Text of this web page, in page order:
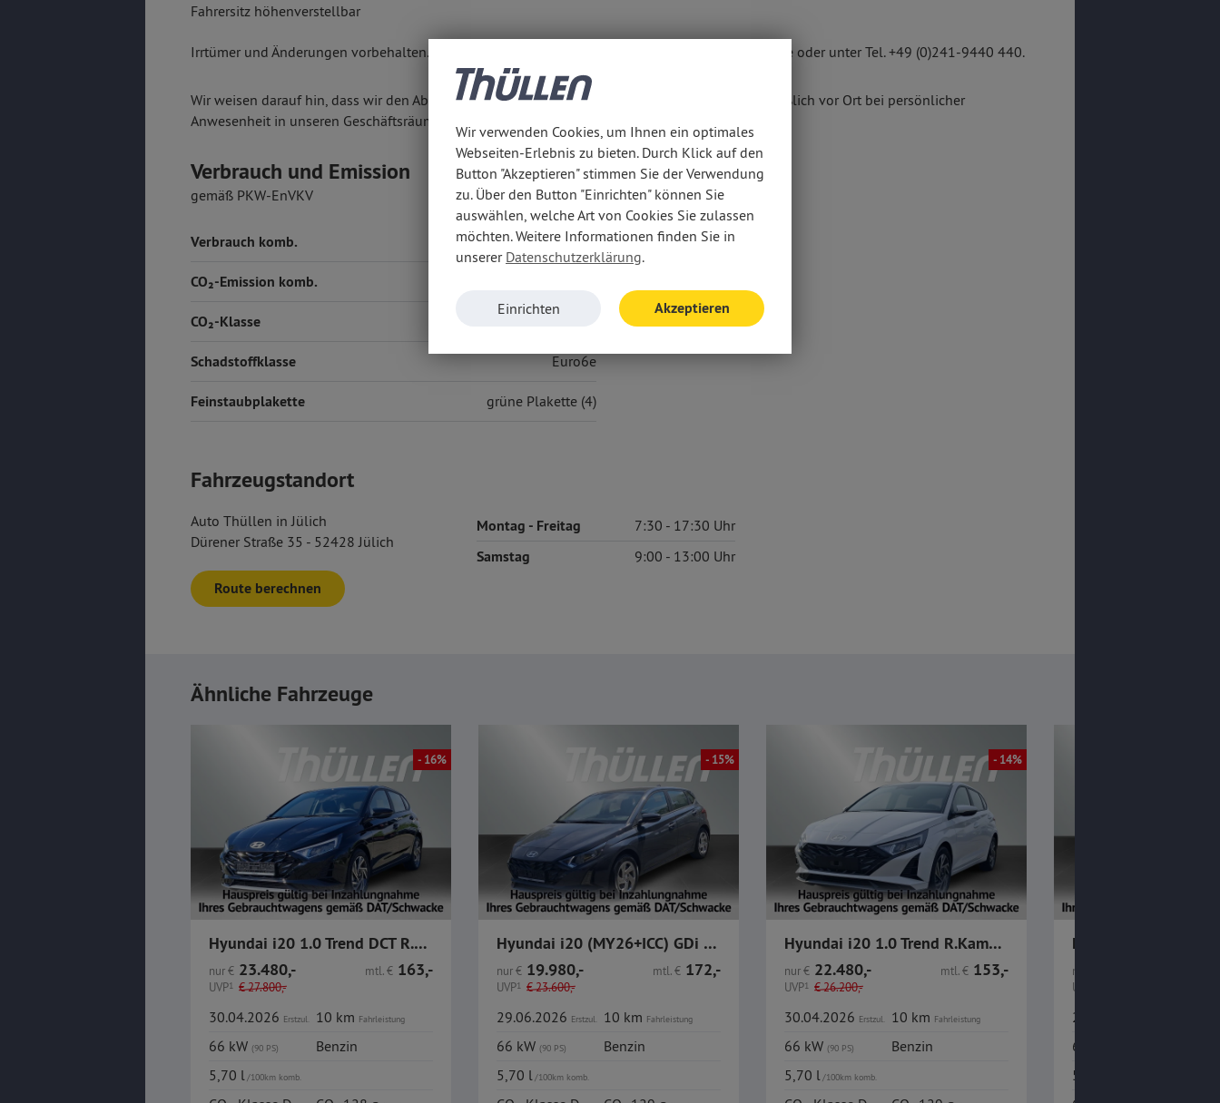
Fahrersitz höhenverstellbar
Irrtümer und Änderungen vorbehalten. Weitere Informationen erhalten Sie unter www.thuellen.de oder unter Tel. +49 (0)241-9440 440.
Wir weisen darauf hin, dass wir den Abschluss eines Kaufvertrages zu diesem Angebot ausschließlich vor Ort bei persönlicher
Anwesenheit in unseren Geschäftsräumen anbieten.
Verbrauch und Emission
gemäß PKW-EnVKV
Verbrauch komb. 5,70 l/100 km
CO₂-Emission komb.
CO₂-Klasse
Schadstoffklasse Euro6e
Feinstaubplakette grüne Plakette (4)
Fahrzeugstandort
Auto Thüllen in Jülich
Dürener Straße 35 - 52428 Jülich
Route berechnen
Montag - Freitag 7:30 17:30
Samstag 9:00 13:00
Ähnliche Fahrzeuge
- 16%
Hyundai i20 1.0 Trend DCT R.Kamera CarPlay Sitzheizung
nur€ 23.480,-
UVP1 €27.800,-
mtl.€ 163,-
30.04.2026 Erstzul. 10 km Fahrleistung
66 kW (90 PS)
Benzin
5,70 l/100km komb.
- 15%
Hyundai i20 (MY26+ICC) GDi Select Navi Kamera Klima PDC
nur€ 19.980,-
UVP1 €23.600,-
mtl.€ 172,-
29.06.2026 Erstzul. 10 km Fahrleistung
66 kW (90 PS)
Benzin
5,70 l/100km komb.
- 14%
Hyundai i20 1.0 Trend R.Kamera CarPlay Bose Sitzheizung
nur€ 22.480,-
UVP1 €26.200,-
mtl.€ 153,-
30.04.2026 Erstzul. 10 km Fahrleistung
66 kW (90 PS)
Benzin
5,70 l/100km komb.
nur
UVP
29.06.2026
66 kW
5,70 l
Wir verwenden Cookies, um Ihnen ein optimales
Webseiten-Erlebnis zu bieten. Durch Klick auf den
Button "Akzeptieren" stimmen Sie der Verwendung
zu. Über den Button "Einrichten" können Sie
auswählen, welche Art von Cookies Sie zulassen
möchten. Weitere Informationen finden Sie in
unserer Datenschutzerklärung.
Einrichten Akzeptieren